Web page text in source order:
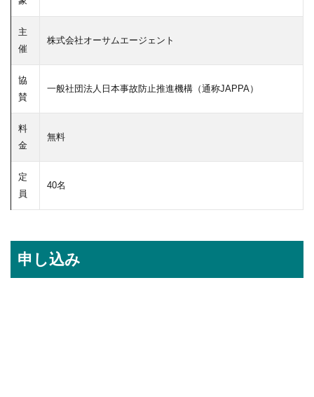
主
催
株式会社オーサムエージェント
協
賛
一般社団法人日本事故防止推進機構（通称JAPPA）
料
金
無料
定
員
40名
申し込み